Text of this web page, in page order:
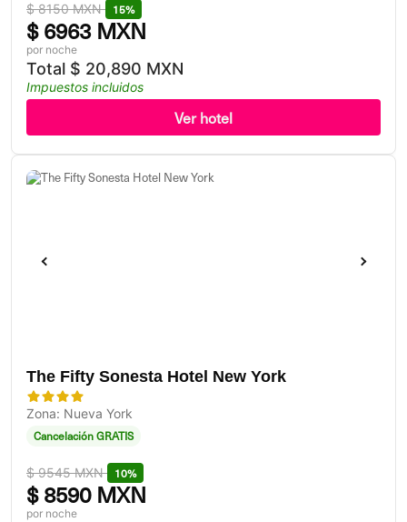
$8150 MXN 15%
$6963 MXN
por noche
Total $ 20,890 MXN
Impuestos incluidos
Ver hotel
The Fifty Sonesta Hotel New York
Zona: Nueva York
Cancelación GRATIS
$9545 MXN 10%
$8590 MXN
por noche